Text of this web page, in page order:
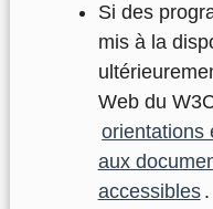
Si des
mis à la
Web du
orientations
aux
accessibles .